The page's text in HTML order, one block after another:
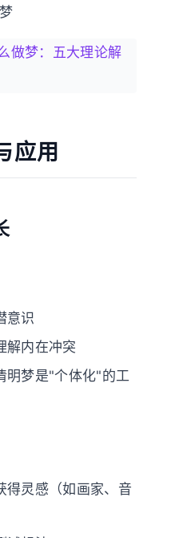
做梦：五大理论解
应用
意识
解内在冲突
明梦是"个体化"的工
得灵感（如画家、音